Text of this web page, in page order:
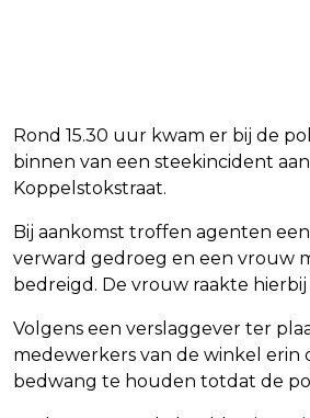
Rond 15.30 uur kwam er bij de
binnen van een steekincident
Koppelstokstraat.
Bij aankomst troffen agenten
verward gedroeg en een vrouw
bedreigd. De vrouw raakte
Volgens een verslaggever ter
medewerkers van de winkel erin
bedwang te houden totdat de